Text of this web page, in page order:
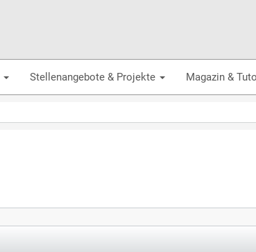
Stellenangebote & Projekte Magazin &